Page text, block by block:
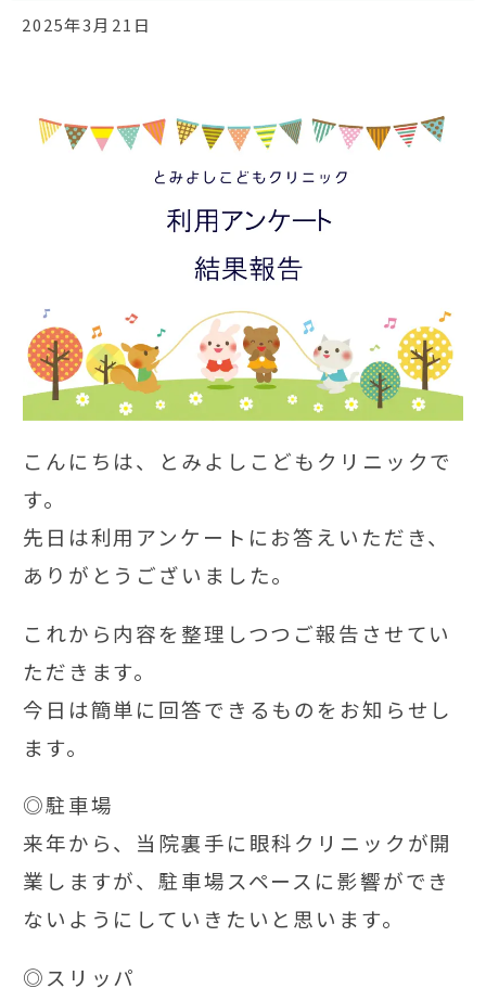
2025年3月21日
こんにちは、とみよしこどもクリニックで
す。
先日は利用アンケートにお答えいただき、
ありがとうございました。
これから内容を整理しつつご報告させてい
ただきます。
今日は簡単に回答できるものをお知らせし
ます。
◎駐車場
来年から、当院裏手に眼科クリニックが開
業しますが、駐車場スペースに影響ができ
ないようにしていきたいと思います。
◎スリッパ